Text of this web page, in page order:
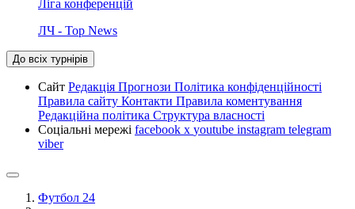
Ліга конференцій
ЛЧ - Top News
До всіх турнірів
Сайт Редакція Прогнози Політика конфіденційності
Правила сайту Контакти Правила коментування
Редакційна політика Структура власності
Соціальні мережі facebook x youtube instagram telegram
viber
Футбол 24